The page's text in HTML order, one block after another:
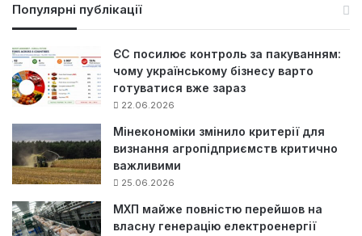
Популярні публікації
ЄС посилює контроль за пакуванням:
чому українському бізнесу варто
готуватися вже зараз
22.06.2026
Мінекономіки змінило критерії для
визнання агропідприємств критично
важливими
25.06.2026
МХП майже повністю перейшов на
власну генерацію електроенергії